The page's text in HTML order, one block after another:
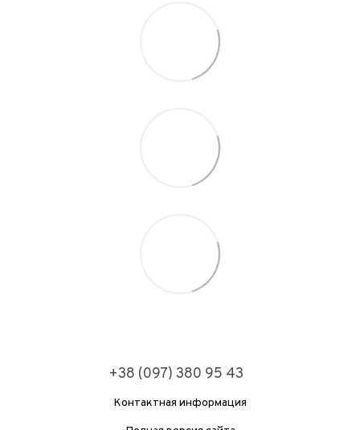
+38 (097) 380 95 43
Контактная информация